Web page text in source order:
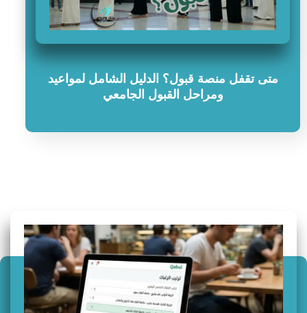
متى تقفل منصة قبول؟ الدليل الشامل لمواعيد
ومراحل القبول الجامعي
سؤال وجواب